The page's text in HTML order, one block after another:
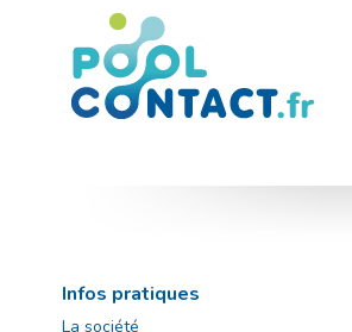
Infos pratiques
La société